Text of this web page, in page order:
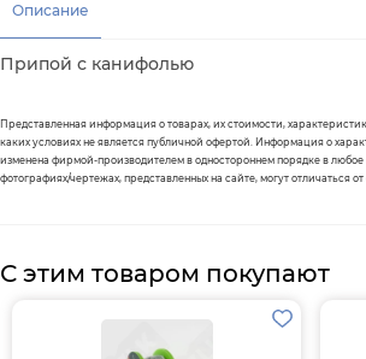
Описание
Припой с канифолью
Представленная информация о товарах, их стоимости,
каких условиях не является публичной офертой. Информация о
изменена фирмой-производителем в одностороннем порядке в
фотографиях/чертежах, представленных на сайте, могут отличаться
С этим товаром покупают